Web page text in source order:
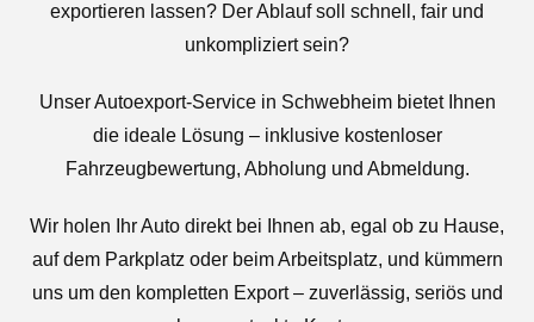
exportieren lassen? Der Ablauf soll schnell, fair und
unkompliziert sein?
Unser Autoexport-Service in Schwebheim bietet Ihnen
die ideale Lösung – inklusive kostenloser
Fahrzeugbewertung, Abholung und Abmeldung.
Wir holen Ihr Auto direkt bei Ihnen ab, egal ob zu Hause,
auf dem Parkplatz oder beim Arbeitsplatz, und kümmern
uns um den kompletten Export – zuverlässig, seriös und